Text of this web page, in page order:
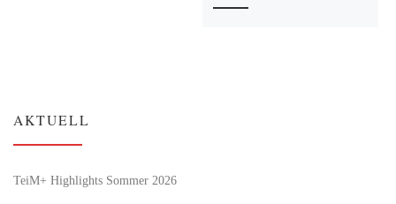
AKTUELL
TeiM+ Highlights Sommer 2026